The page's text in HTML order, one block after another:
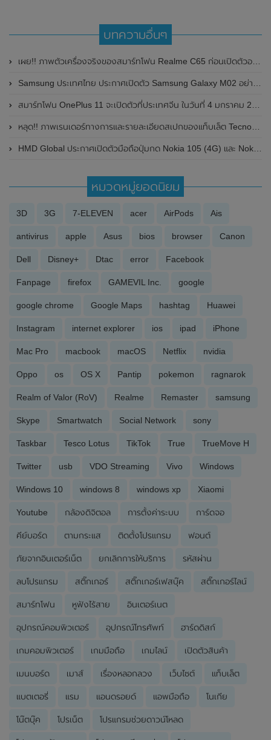
บทความอื่นๆ
เผย!! ภาพตัวเครื่องจริงของสมาร์ทโฟน Realme C65 ก่อนเปิดตัวอย่างเป็นทางการในวันที่ 4 เมษายน 2024 นี้
Samsung ประเทศไทย ประกาศเปิดตัว Samsung Galaxy M02 อย่างเป็นทางการในราคาเพียง 2,799 บาท
สมาร์ทโฟน OnePlus 11 จะเปิดตัวที่ประเทศจีน ในวันที่ 4 มกราคม 2023 นี้ มาพร้อมชิปเซ็ต Qualcomm Snapdragon 8 Gen 2 , RAM LPDDR5X สูงสุดขนาด 16GB และความจุ UFS 4.0 สูงสุดขนาด 512GB
หลุด!! ภาพเรนเดอร์ทางการและรายละเอียดสเปกของแท็บเล็ต Tecno Pad ลุ้นเปิดตัวในเร็วๆนี้
HMD Global ประกาศเปิดตัวมือถือปุ่มกด Nokia 105 (4G) และ Nokia 110 (4G) ในราคาที่ถูกสุดๆ
หมวดหมู่ยอดนิยม
3D 3G 7-ELEVEN acer AirPods Ais
antivirus apple Asus bios browser Canon
Dell Disney+ Dtac error Facebook
Fanpage firefox GAMEVIL Inc. google
google chrome Google Maps hashtag Huawei
Instagram internet explorer ios ipad iPhone
Mac Pro macbook macOS Netflix nvidia
Oppo os OS X Pantip pokemon ragnarok
Realm of Valor (RoV) Realme Remaster samsung
Skype Smartwatch Social Network sony
Taskbar Tesco Lotus TikTok True TrueMove H
Twitter usb VDO Streaming Vivo Windows
Windows 10 windows 8 windows xp Xiaomi
Youtube กล้องดิจิตอล การตั้งค่าระบบ การ์ดจอ
คีย์บอร์ด ตามกระแส ติดตั้งโปรแกรม ฟอนต์
ภัยจากอินเตอร์เน็ต ยกเลิกการให้บริการ รหัสผ่าน
ลบโปรแกรม สติ๊กเกอร์ สติ๊กเกอร์เฟสบุ๊ค สติ๊กเกอร์ไลน์
สมาร์ทโฟน หูฟังไร้สาย อินเตอร์เนต
อุปกรณ์คอมพิวเตอร์ อุปกรณ์โทรศัพท์ ฮาร์ดดิสก์
เกมคอมพิวเตอร์ เกมมือถือ เกมไลน์ เปิดตัวสินค้า
เมนบอร์ด เมาส์ เรื่องหลอกลวง เว็บไซต์ แท็บเล็ต
แบตเตอรี่ แรม แอนดรอยด์ แอพมือถือ โนเกีย
โน๊ตบุ๊ค โปรเน็ต โปรแกรมช่วยดาวน์โหลด